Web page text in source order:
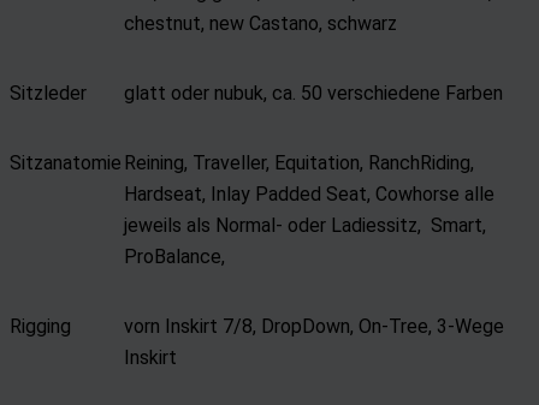
chestnut, new Castano, schwarz
Sitzleder glatt oder nubuk, ca. 50 verschiedene Farben
Sitzanatomie Reining, Traveller, Equitation, RanchRiding,
Hardseat, Inlay Padded Seat, Cowhorse alle
jeweils als Normal- oder Ladiessitz, Smart,
ProBalance,
Rigging
vorn Inskirt 7/8, DropDown, On-Tree, 3-Wege
Inskirt